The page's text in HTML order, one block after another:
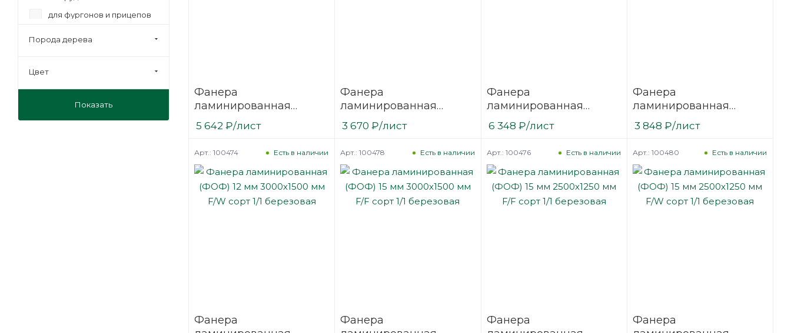
Фанера
ламинированная
(ФОФ) 9 мм 3000х1500
мм F/W сорт 1/1
5 642 ₽/лист
Фанера
ламинированная
(ФОФ) 12 мм 2500х1250
мм F/F сорт 1/1
3 670 ₽/лист
Фанера
ламинированная
(ФОФ) 12 мм 3000х1500
мм F/F сорт 1/1
6 348 ₽/лист
Фанера
ламинированная
(ФОФ) 12 мм 2500х1250
мм F/W сорт 1/1
3 848 ₽/лист
Фанера
Есть в наличии
Арт.: 100474
Фанера
Есть в наличии
Арт.: 100478
Фанера
Есть в наличии
Арт.: 100476
Фанера
Есть в наличии
Арт.: 100480
для фургонов и прицепов
под ламинат
под линолеум
под паркет
Порода дерева
Цвет
Показать